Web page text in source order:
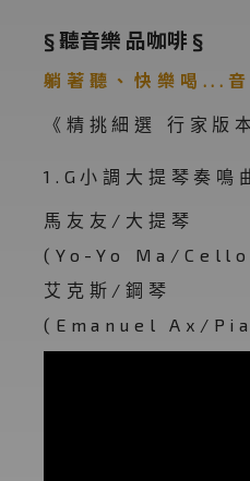
§ 聽音樂 品咖啡 §
躺著聽、快樂喝...音
《精挑細選 行家版
1.G小調大提琴奏鳴
馬友友/大提琴
(Yo-Yo Ma/
艾克斯/鋼琴
(Emanuel Ax/